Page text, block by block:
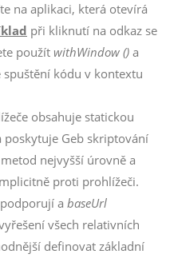
na aplikaci, která otevírá
při kliknutí na odkaz se
použít withWindow () a
spuštění kódu v kontextu
obsahuje statickou
poskytuje Geb skriptování
nejvyšší úrovně a
proti prohlížeči.
a baseUrl
všech relativních
definovat základní